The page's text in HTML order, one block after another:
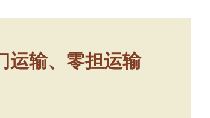
运输、零担运输